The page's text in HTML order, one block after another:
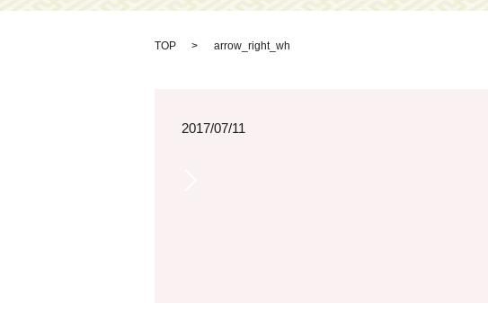
TOP arrow_right_wh
2017/07/11